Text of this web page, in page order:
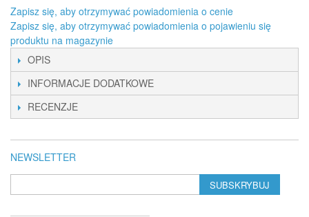
Zapisz się, aby otrzymywać powiadomienia o cenie
Zapisz się, aby otrzymywać powiadomienia o pojawieniu się
produktu na magazynie
OPIS
INFORMACJE DODATKOWE
RECENZJE
NEWSLETTER
SUBSKRYBUJ